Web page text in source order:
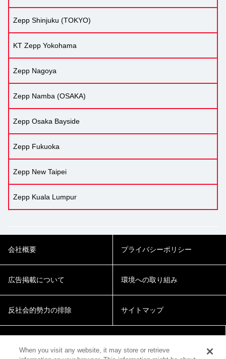
Zepp Shinjuku (TOKYO)
KT Zepp Yokohama
Zepp Nagoya
Zepp Namba (OSAKA)
Zepp Osaka Bayside
Zepp Fukuoka
Zepp New Taipei
Zepp Kuala Lumpur
会社概要 プライバシーポリシー
広告掲載について 環境への取り組み
反社会的勢力の排除 サイトマップ
When you visit any website, it may store or retrieve